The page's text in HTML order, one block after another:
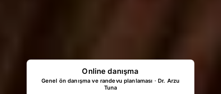
Online danışma
Genel ön danışma ve randevu planlaması · Dr. Arzu
Tuna